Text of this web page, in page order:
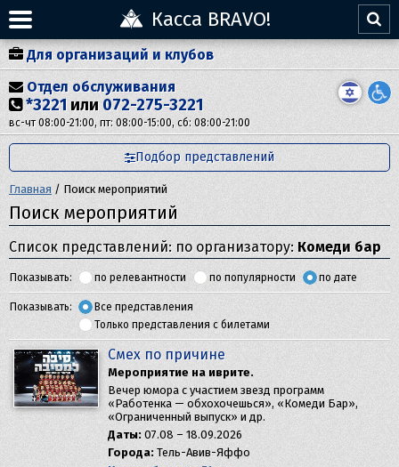
Касса BRAVO!
Для организаций и клубов
Отдел обслуживания
*3221 или 072-275-3221
вс-чт 08:00-21:00, пт: 08:00-15:00, сб: 08:00-21:00
Подбор представлений
Главная / Поиск мероприятий
Поиск мероприятий
Список представлений: по организатору: Комеди бар
Показывать: по релевантности по популярности по дате
Показывать:
Все представления
Только представления с билетами
Смех по причине
Мероприятие на иврите.
Вечер юмора с участием звезд программ
«Работенка — обхохочешься», «Комеди Бар»,
«Ограниченный выпуск» и др.
Даты: 07.08 – 18.09.2026
Города: Тель-Авив-Яффо